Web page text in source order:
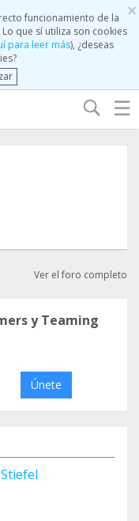
×
funcionamiento de la
que sí utiliza son cookies
para leer más), ¿deseas
☰
Ver el foro completo
y Teaming
Únete